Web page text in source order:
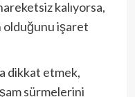
kalıyorsa,
olduğunu işaret
dikkat etmek,
sürmelerini